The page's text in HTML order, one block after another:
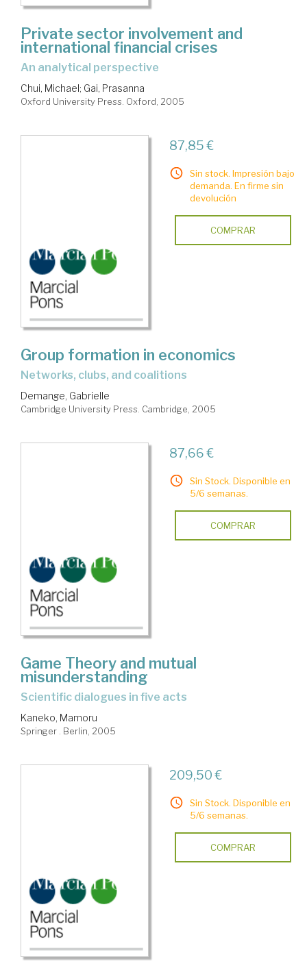
Private sector involvement and
international financial crises
an analytical perspective
Chui, Michael; Gai, Prasanna
Oxford University Press. Oxford, 2005
87,85 €
Sin stock. Impresión bajo
demanda. En firme sin
devolución
COMPRAR
Group formation in economics
networks, clubs, and coalitions
Demange, Gabrielle
Cambridge University Press. Cambridge, 2005
87,66 €
Sin Stock. Disponible en
5/6 semanas.
COMPRAR
Game Theory and mutual
misunderstanding
scientific dialogues in five acts
Kaneko, Mamoru
Springer . Berlin, 2005
209,50 €
Sin Stock. Disponible en
5/6 semanas.
COMPRAR